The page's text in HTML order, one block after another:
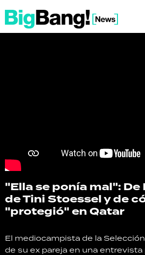
"Ella se ponía mal": De
de Tini Stoessel y de
"protegió" en Qatar
El mediocampista de la
de su ex pareja en una entrevista
GRAN HERMANO
SALUD
DEPORTES
TECNOLOGÍA